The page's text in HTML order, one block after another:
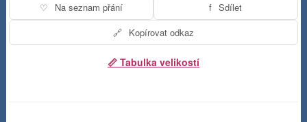
♡ Na seznam přání f Sdílet
🔗 Kopírovat odkaz
📏 Tabulka velikostí